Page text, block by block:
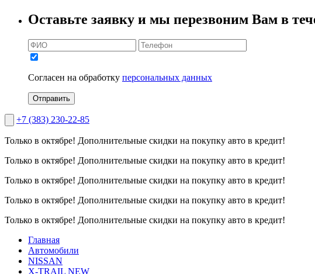
Оставьте заявку и мы перезвоним Вам в
Согласен на обработку персональных данных
Отправить
+7 (383) 230-22-85
Только в октябре! Дополнительные скидки на покупку авто в кредит!
Только в октябре! Дополнительные скидки на покупку авто в кредит!
Только в октябре! Дополнительные скидки на покупку авто в кредит!
Только в октябре! Дополнительные скидки на покупку авто в кредит!
Только в октябре! Дополнительные скидки на покупку авто в кредит!
Главная
Автомобили
NISSAN
X-TRAIL NEW